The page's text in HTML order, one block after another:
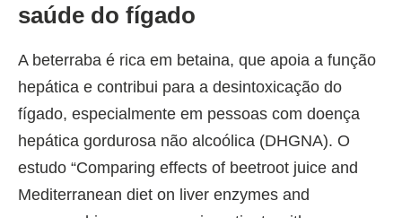
saúde do fígado
A beterraba é rica em betaina, que apoia a função
hepática e contribui para a desintoxicação do
fígado, especialmente em pessoas com doença
hepática gordurosa não alcoólica (DHGNA). O
estudo “Comparing effects of beetroot juice and
Mediterranean diet on liver enzymes and